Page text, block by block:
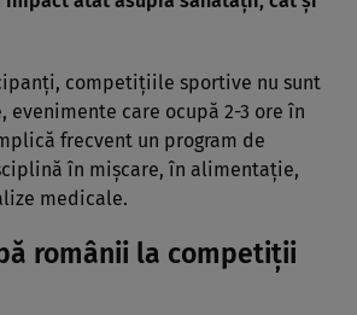
competițiile sportive nu sunt
evenimente care ocupă 2-3 ore în
frecvent un program de
în mișcare, în alimentație,
medicale.
românii la competiții